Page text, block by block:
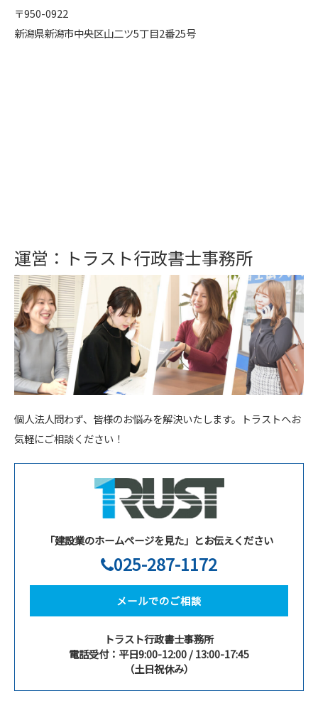
〒950-0922
新潟県新潟市中央区山二ツ5丁目2番25号
運営：トラスト行政書士事務所
個人法人問わず、皆様のお悩みを解決いたします。トラストへお
気軽にご相談ください！
「建設業のホームページを見た」とお伝えください
025-287-1172
メールでのご相談
トラスト行政書士事務所
電話受付：平日9:00-12:00 / 13:00-17:45
（土日祝休み）